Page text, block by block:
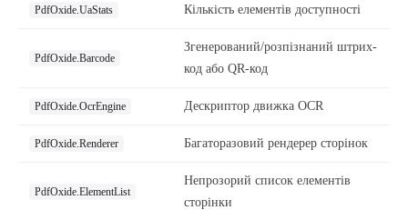
PdfOxide.UaStats Кількість елементів доступності
PdfOxide.Barcode
Згенерований/розпізнаний штрих-
код або QR-код
PdfOxide.OcrEngine Дескриптор движка OCR
PdfOxide.Renderer Багаторазовий рендерер сторінок
PdfOxide.ElementList
Непрозорий список елементів
сторінки